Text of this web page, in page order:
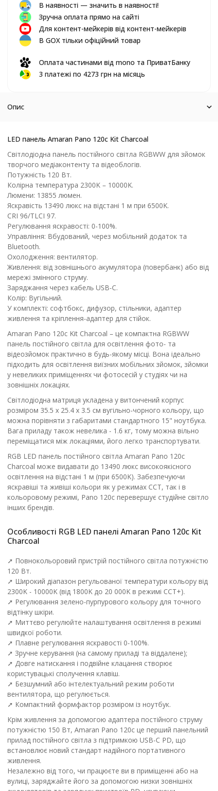
В наявності — значить в наявності!
Зручна оплата прямо на сайті
Для контент-мейкерів від контент-мейкерів
В GOX тільки офіційний товар
Оплата частинами від mono та ПриватБанку
3 платежі по 4273 грн на місяць
Опис
LED панель Amaran Pano 120c Kit Charcoal
Світлодіодна панель постійного світла RGBWW для зйомок
творчого медіаконтенту та відеоблогів.
Потужність 120 Вт.
Колірна температура 2300K – 10000K.
Люмени: 13855 люмен.
Яскравість 13490 люкс на відстані 1 м при 6500K.
CRI 96/TLCI 97.
Регулювання яскравості: 0-100%.
Управління: Вбудований, через мобільний додаток та
Bluetooth.
Охолодження: вентилятор.
Живлення: від зовнішнього акумулятора (повербанк) або від
мережі змінного струму.
Заряджання через кабель USB-C.
Колір: Вугільний.
У комплекті: софтбокс, дифузор, стільники, адаптер
живлення та кріплення-адаптер для стійок.
Amaran Pano 120c Kit Charcoal – це компактна RGBWW
панель постійного світла для освітлення фото- та
відеозйомок практично в будь-якому місці. Вона ідеально
підходить для освітлення виїзних мобільних зйомок, зйомки
у невеликих приміщеннях чи фотосесій у студіях чи на
зовнішніх локаціях.
Світлодіодна матриця укладена у витончений корпус
розміром 35.5 x 25.4 x 3.5 см вугільно-чорного кольору, що
можна порівняти з габаритами стандартного 15" ноутбука.
Вага приладу також невелика - 1.6 кг, тому можна вільно
переміщатися між локаціями, його легко транспортувати.
RGB LED панель постійного світла Amaran Pano 120c
Charcoal може видавати до 13490 люкс високоякісного
освітлення на відстані 1 м (при 6500K). Забезпечуючи
яскравіші та живіші кольори як у режимах CCT, так і в
кольоровому режимі, Pano 120c перевершує студійне світло
інших брендів.
Особливості RGB LED панелі Amaran Pano 120c Kit
Charcoal
➚ Повнокольоровий пристрій постійного світла потужністю
120 Вт.
➚ Широкий діапазон регульованої температури кольору від
2300K - 10000K (від 1800K до 20 000K в режимі CCT+).
➚ Регулювання зелено-пурпурового кольору для точного
відтінку шкіри.
➚ Миттєво регулюйте налаштування освітлення в режимі
швидкої роботи.
➚ Плавне регулювання яскравості 0-100%.
➚ Зручне керування (на самому приладі та віддалене);
➚ Довге натискання і подвійне клацання створює
користувацькі сполучення клавіш.
➚ Безшумний або інтелектуальний режим роботи
вентилятора, що регулюється.
➚ Компактний формфактор розміром із ноутбук.
Крім живлення за допомогою адаптера постійного струму
потужністю 150 Вт, Amaran Pano 120c це перший панельний
прилад постійного світла з підтримкою USB-C PD, що
встановлює новий стандарт надійного портативного
живлення.
Незалежно від того, чи працюєте ви в приміщенні або на
вулиці, заряджайте його за допомогою низки зовнішніх